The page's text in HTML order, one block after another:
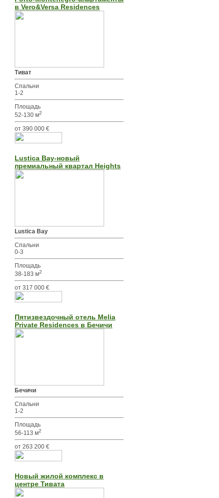
в Vero&Versa Residences
Тиват
Спальни
1-2
Площадь
52-130 м2
от 390 000 €
Lustica Bay-новый
премиальный квартал Heights
Lustica Bay
Спальни
0-3
Площадь
38-183 м2
от 317 000 €
Пятизвездочный отель Melia
Private Residences в Бечичи
Бечичи
Спальни
1-2
Площадь
56-113 м2
от 263 200 €
Новый жилой комплекс в
центре Тивата